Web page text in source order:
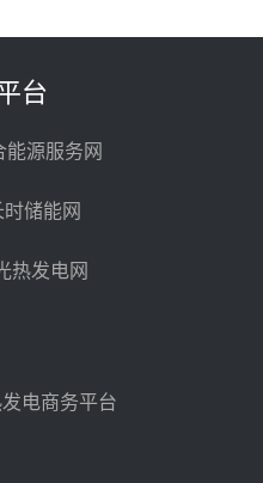
电站二列蒸汽发生器设备
程EPC总承包项目熔盐截
中标新疆华电天山北麓基
光热发电工程EPC总承
介质超声波流量计采购
17:09
14:48
台
源服务网
储能网
热发电网
电商务平台